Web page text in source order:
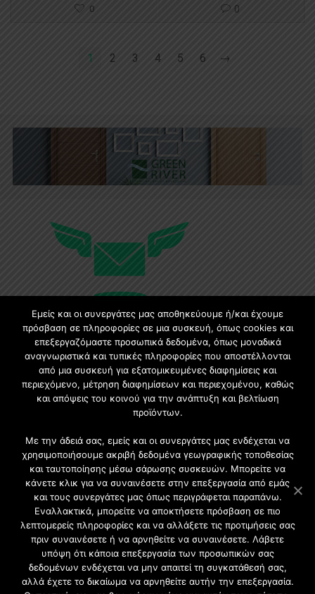
0 0
1 2 3 4 5 6 →
Εγγραφή στο Newsletter
Γίνετε μέλος της μεγαλύτερης διαδικτυακής κοινότητας, ειδικά
για αρχιτέκτονες, σχεδιαστές και λάτρεις της κατασκευής και
2021 CFW - All Rights Reserved
Επιχειρήσεις |
Εμείς και οι συνεργάτες μας αποθηκεύουμε ή/και έχουμε
πρόσβαση σε πληροφορίες σε μια συσκευή, όπως cookies και
επεξεργαζόμαστε προσωπικά δεδομένα, όπως μοναδικά
αναγνωριστικά και τυπικές πληροφορίες που αποστέλλονται
από μια συσκευή για εξατομικευμένες διαφημίσεις και
περιεχόμενο, μέτρηση διαφημίσεων και περιεχομένου, καθώς
και απόψεις του κοινού για την ανάπτυξη και βελτίωση
προϊόντων.
Με την άδειά σας, εμείς και οι συνεργάτες μας ενδέχεται να
χρησιμοποιήσουμε ακριβή δεδομένα γεωγραφικής τοποθεσίας
και ταυτοποίησης μέσω σάρωσης συσκευών. Μπορείτε να
κάνετε κλικ για να συναινέσετε στην επεξεργασία από εμάς
και τους συνεργάτες μας όπως περιγράφεται παραπάνω.
Εναλλακτικά, μπορείτε να αποκτήσετε πρόσβαση σε πιο
λεπτομερείς πληροφορίες και να αλλάξετε τις προτιμήσεις σας
πριν συναινέσετε ή να αρνηθείτε να συναινέσετε. Λάβετε
υπόψη ότι κάποια επεξεργασία των προσωπικών σας
δεδομένων ενδέχεται να μην απαιτεί τη συγκατάθεσή σας,
αλλά έχετε το δικαίωμα να αρνηθείτε αυτήν την επεξεργασία.